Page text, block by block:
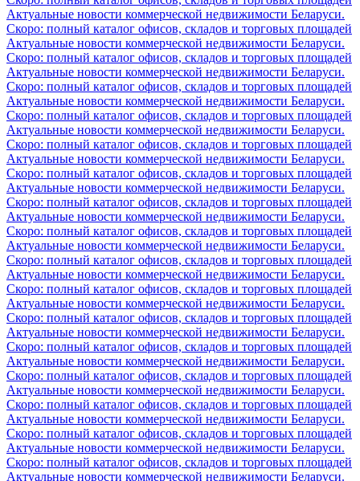
Актуальные новости коммерческой недвижимости Беларуси.
Скоро: полный каталог офисов, складов и торговых площадей
Актуальные новости коммерческой недвижимости Беларуси.
Скоро: полный каталог офисов, складов и торговых площадей
Актуальные новости коммерческой недвижимости Беларуси.
Скоро: полный каталог офисов, складов и торговых площадей
Актуальные новости коммерческой недвижимости Беларуси.
Скоро: полный каталог офисов, складов и торговых площадей
Актуальные новости коммерческой недвижимости Беларуси.
Скоро: полный каталог офисов, складов и торговых площадей
Актуальные новости коммерческой недвижимости Беларуси.
Скоро: полный каталог офисов, складов и торговых площадей
Актуальные новости коммерческой недвижимости Беларуси.
Скоро: полный каталог офисов, складов и торговых площадей
Актуальные новости коммерческой недвижимости Беларуси.
Скоро: полный каталог офисов, складов и торговых площадей
Актуальные новости коммерческой недвижимости Беларуси.
Скоро: полный каталог офисов, складов и торговых площадей
Актуальные новости коммерческой недвижимости Беларуси.
Скоро: полный каталог офисов, складов и торговых площадей
Актуальные новости коммерческой недвижимости Беларуси.
Скоро: полный каталог офисов, складов и торговых площадей
Актуальные новости коммерческой недвижимости Беларуси.
Скоро: полный каталог офисов, складов и торговых площадей
Актуальные новости коммерческой недвижимости Беларуси.
Скоро: полный каталог офисов, складов и торговых площадей
Актуальные новости коммерческой недвижимости Беларуси.
Скоро: полный каталог офисов, складов и торговых площадей
Актуальные новости коммерческой недвижимости Беларуси.
Скоро: полный каталог офисов, складов и торговых площадей
Актуальные новости коммерческой недвижимости Беларуси.
Скоро: полный каталог офисов, складов и торговых площадей
Актуальные новости коммерческой недвижимости Беларуси.